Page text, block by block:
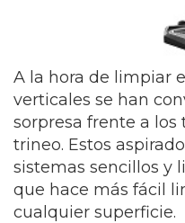
A la hora de limpiar
verticales se han
sorpresa frente a
trineo. Estos
sistemas sencillos y
que hace más fácil
cualquier superficie.